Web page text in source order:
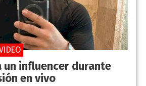
un influencer durante
en vivo